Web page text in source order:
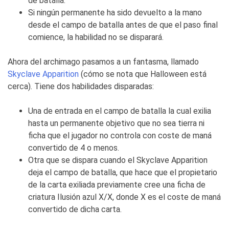
Si ningún permanente ha sido devuelto a la mano
desde el campo de batalla antes de que el paso final
comience, la habilidad no se disparará.
Ahora del archimago pasamos a un fantasma, llamado
Skyclave Apparition (cómo se nota que Halloween está
cerca). Tiene dos habilidades disparadas:
Una de entrada en el campo de batalla la cual exilia
hasta un permanente objetivo que no sea tierra ni
ficha que el jugador no controla con coste de maná
convertido de 4 o menos.
Otra que se dispara cuando el Skyclave Apparition
deja el campo de batalla, que hace que el propietario
de la carta exiliada previamente cree una ficha de
criatura Ilusión azul X/X, donde X es el coste de maná
convertido de dicha carta.